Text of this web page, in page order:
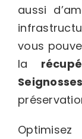
aussi
vous
la
Seignosses